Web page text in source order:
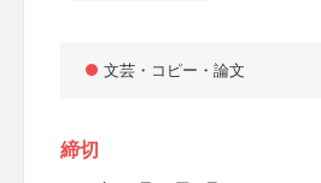
文芸・コピー・論文
締切